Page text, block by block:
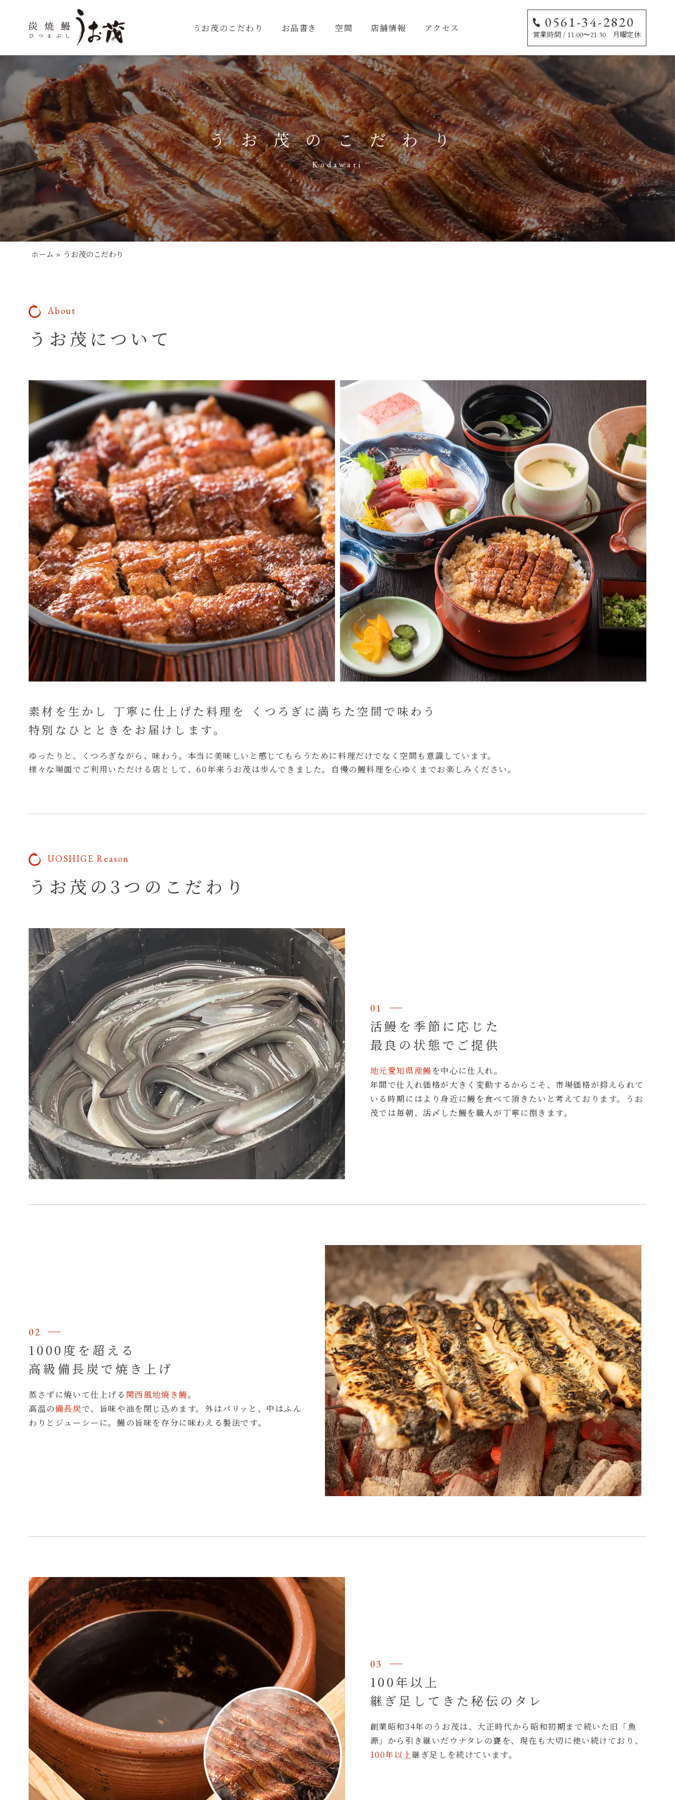
キ
プ
うお茂のこだわり お品書き 空間 店舗情報 アクセス 0561-34-2820
営業時間 / 11:00〜21:30月曜定休
うお茂のこだわり
Kodawari
ホーム » うお茂のこだわり
About
うお茂について
素材を生かし 丁寧に仕上げた料理を
くつろぎに満ちた空間で味わう
特別なひとときをお届けします。
ゆったりと、くつろぎながら、味わう。 本当に美味しいと感じてもらうために料理だけでなく空間も意識しています。
様々な場面でご利用いただける店として、60年来うお茂は歩んできました。 自慢の鰻料理を心ゆくまでお楽しみください。
UOSHIGE Reason
うお茂の3つのこだわり
01
活鰻を季節に応じた
最良の状態でご提供
地元愛知県産鰻 を中心に仕入れ。
年間で仕入れ価格が大きく変動するからこそ、市場価格が抑えられて
いる時期にはより身近に鰻を食べて頂きたいと考えております。うお
茂では毎朝、活〆した鰻を職人が丁寧に捌きます。
02
1000度を超える
高級備長炭で焼き上げ
蒸さずに焼いて仕上げる 関西風地焼き鰻。
高温の備長炭で、旨味や油を閉じ込めます。外はパリッと、中はふん
わりとジューシーに。鰻の旨味を存分に味わえる製法です。
03
100年以上
継ぎ足してきた秘伝のタレ
創業昭和34年のうお茂は、大正時代から昭和初期まで続いた旧「魚
源」から引き継いだウナタレの甕を、現在も大切に使い続けており、
100年以上継ぎ足しを続けています。